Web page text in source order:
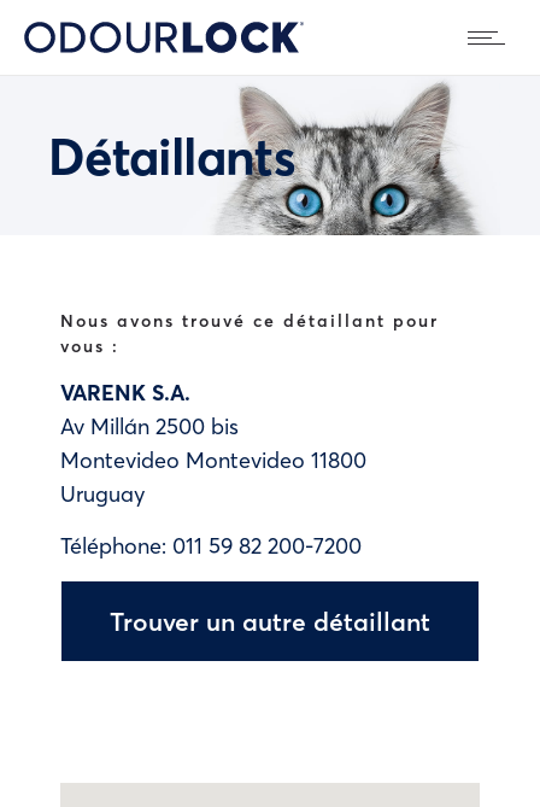
Détaillants
Nous avons trouvé ce détaillant pour
vous :
VARENK S.A.
Av Millán 2500 bis
Montevideo Montevideo 11800
Uruguay
Téléphone: 011 59 82 200-7200
Trouver un autre détaillant